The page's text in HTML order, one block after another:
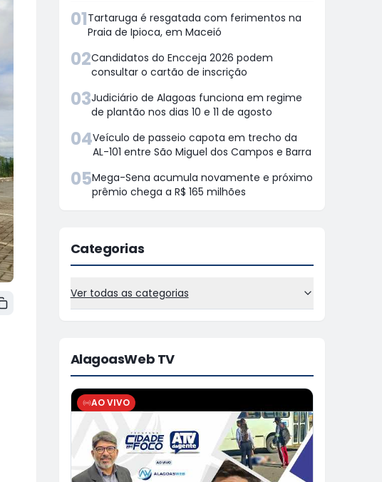
01Tartaruga é resgatada com ferimentos na
Praia de Ipioca, em Maceió
02Candidatos do Encceja 2026 podem
consultar o cartão de inscrição
03Judiciário de Alagoas funciona em regime
de plantão nos dias 10 e 11 de agosto
04Veículo de passeio capota em trecho da
AL-101 entre São Miguel dos Campos e Barra
05Mega-Sena acumula novamente e próximo
prêmio chega a R$ 165 milhões
Categorias
Ver todas as categorias
AlagoasWeb TV
AO VIVO